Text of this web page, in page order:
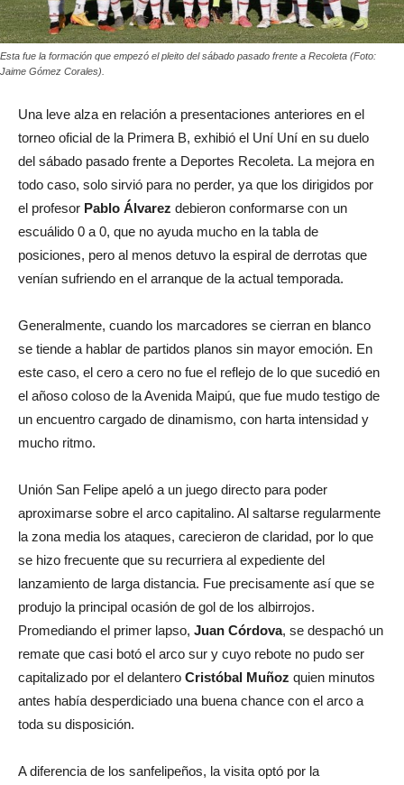
Esta fue la formación que empezó el pleito del sábado pasado frente a Recoleta (Foto:
Jaime Gómez Corales).
Una leve alza en relación a presentaciones anteriores en el
torneo oficial de la Primera B, exhibió el Uní Uní en su duelo
del sábado pasado frente a Deportes Recoleta. La mejora en
todo caso, solo sirvió para no perder, ya que los dirigidos por
el profesor Pablo Álvarez debieron conformarse con un
escuálido 0 a 0, que no ayuda mucho en la tabla de
posiciones, pero al menos detuvo la espiral de derrotas que
venían sufriendo en el arranque de la actual temporada.
Generalmente, cuando los marcadores se cierran en blanco
se tiende a hablar de partidos planos sin mayor emoción. En
este caso, el cero a cero no fue el reflejo de lo que sucedió en
el añoso coloso de la Avenida Maipú, que fue mudo testigo de
un encuentro cargado de dinamismo, con harta intensidad y
mucho ritmo.
Unión San Felipe apeló a un juego directo para poder
aproximarse sobre el arco capitalino. Al saltarse regularmente
la zona media los ataques, carecieron de claridad, por lo que
se hizo frecuente que su recurriera al expediente del
lanzamiento de larga distancia. Fue precisamente así que se
produjo la principal ocasión de gol de los albirrojos.
Promediando el primer lapso, Juan Córdova, se despachó un
remate que casi botó el arco sur y cuyo rebote no pudo ser
capitalizado por el delantero Cristóbal Muñoz quien minutos
antes había desperdiciado una buena chance con el arco a
toda su disposición.
A diferencia de los sanfelipeños, la visita optó por la